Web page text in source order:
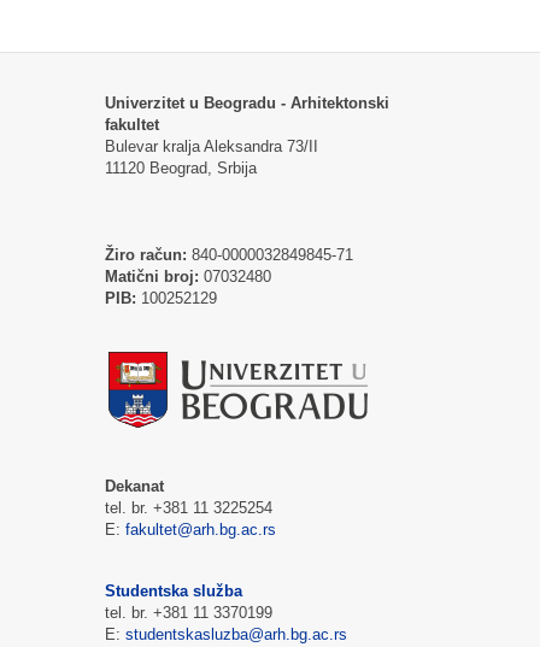
Univerzitet u Beogradu - Arhitektonski
fakultet
Bulevar kralja Aleksandra 73/II
11120 Beograd, Srbija
Žiro račun: 840-0000032849845-71
Matični broj: 07032480
PIB: 100252129
Dekanat
tel. br. +381 11 3225254
E: fakultet@arh.bg.ac.rs
Studentska služba
tel. br. +381 11 3370199
E: studentskasluzba@arh.bg.ac.rs